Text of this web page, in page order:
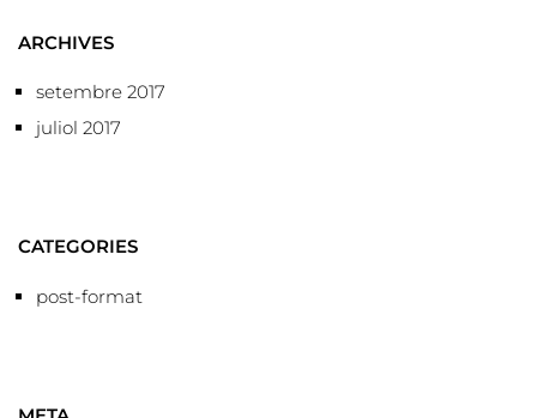
ARCHIVES
setembre 2017
juliol 2017
CATEGORIES
post-format